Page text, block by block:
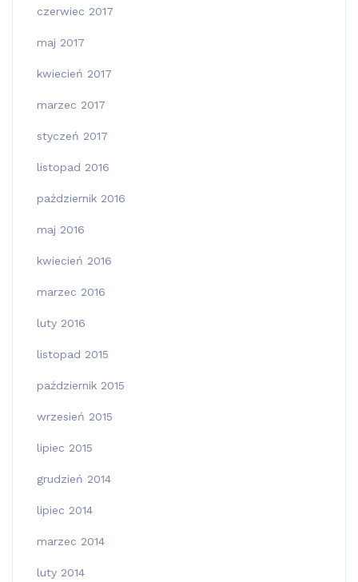
czerwiec 2017
maj 2017
kwiecień 2017
marzec 2017
styczeń 2017
listopad 2016
październik 2016
maj 2016
kwiecień 2016
marzec 2016
luty 2016
listopad 2015
październik 2015
wrzesień 2015
lipiec 2015
grudzień 2014
lipiec 2014
marzec 2014
luty 2014